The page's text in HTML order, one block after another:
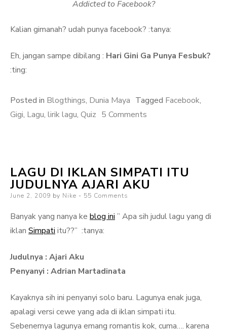
Addicted to Facebook?
Kalian gimanah? udah punya facebook? :tanya:
Eh, jangan sampe dibilang : Hari Gini Ga Punya Fesbuk?
:ting:
Posted in Blogthings, Dunia Maya Tagged Facebook,
Gigi, Lagu, lirik lagu, Quiz 5 Comments
LAGU DI IKLAN SIMPATI ITU
JUDULNYA AJARI AKU
Posted
June 2, 2009 by Nike 55 Comments
Banyak yang nanya ke blog ini ” Apa sih judul lagu yang di
iklan Simpati itu??” :tanya:
Judulnya : Ajari Aku
Penyanyi : Adrian Martadinata
Kayaknya sih ini penyanyi solo baru. Lagunya enak juga,
apalagi versi cewe yang ada di iklan simpati itu.
Sebenernya lagunya emang romantis kok, cuma…. karena